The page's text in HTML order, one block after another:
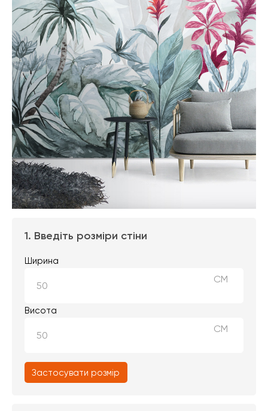
1. Введіть розміри стіни
Ширина
СМ
Висота
СМ
Застосувати розмір